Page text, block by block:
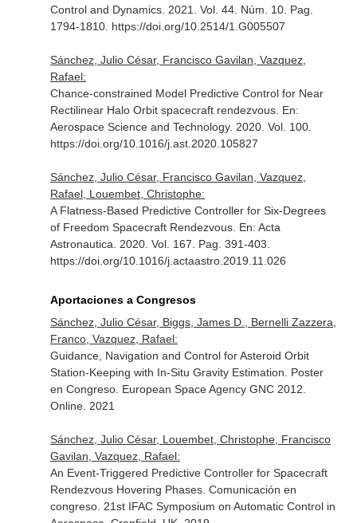
Control and Dynamics. 2021. Vol. 44. Núm. 10. Pag.
1794-1810. https://doi.org/10.2514/1.G005507
Sánchez, Julio César, Francisco Gavilan, Vazquez,
Rafael:
Chance-constrained Model Predictive Control for Near
Rectilinear Halo Orbit spacecraft rendezvous. En:
Aerospace Science and Technology. 2020. Vol. 100.
https://doi.org/10.1016/j.ast.2020.105827
Sánchez, Julio César, Francisco Gavilan, Vazquez,
Rafael, Louembet, Christophe:
A Flatness-Based Predictive Controller for Six-Degrees
of Freedom Spacecraft Rendezvous. En: Acta
Astronautica . 2020. Vol. 167. Pag. 391-403.
https://doi.org/10.1016/j.actaastro.2019.11.026
Aportaciones a Congresos
Sánchez, Julio César, Biggs, James D., Bernelli Zazzera,
Franco, Vazquez, Rafael:
Guidance, Navigation and Control for Asteroid Orbit
Station-Keeping with In-Situ Gravity Estimation. Poster
en Congreso. European Space Agency GNC 2012.
Online. 2021
Sánchez, Julio César, Louembet, Christophe, Francisco
Gavilan, Vazquez, Rafael:
An Event-Triggered Predictive Controller for Spacecraft
Rendezvous Hovering Phases. Comunicación en
congreso. 21st IFAC Symposium on Automatic Control in